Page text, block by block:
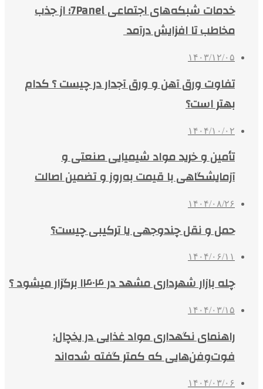
خدمات شبکه‌های اجتماعی 7Panel؛ از جذب
مخاطب تا افزایش درآمد
۱۴۰۳/۱۲/۰۵
تفاوت ورق آهن و ورق آجدار در چیست ؟ کدام
بهتر است؟
۱۴۰۴/۱۰/۰۲
تأمین و خرید مواد شیمیایی صنعتی و
آزمایشگاهی با قیمت به‌روز و تضمین اصالت
۱۴۰۴/۰۸/۲۶
حمل و نقل چندوجهی یا ترکیبی چیست؟
۱۴۰۴/۰۶/۱۱
چله بازار شهرداری مشهد در ۱۴۰۴ برگزار میشود ؟
۱۴۰۴/۰۳/۱۵
راهنمای نگهداری مواد غذایی در یخچال:
فوت‌وفن‌هایی که کمتر گفته شده‌اند
۱۴۰۴/۰۳/۰۶